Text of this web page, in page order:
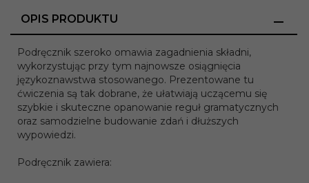
OPIS PRODUKTU
Podręcznik szeroko omawia zagadnienia składni,
wykorzystując przy tym najnowsze osiągnięcia
językoznawstwa stosowanego. Prezentowane tu
ćwiczenia są tak dobrane, że ułatwiają uczącemu się
szybkie i skuteczne opanowanie reguł gramatycznych
oraz samodzielne budowanie zdań i dłuższych
wypowiedzi.
Podręcznik zawiera: